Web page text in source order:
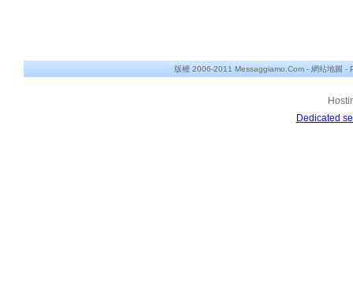
版權 2006-2011 Messaggiamo.Com - 網站地圖 -
Dedicated